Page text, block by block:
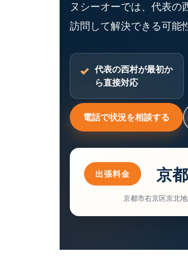
ヌシーオーでは、代表の
訪問して解決できる可能
代表の西村が最初か
ら直接対応
電話で状況を相談する
出張料金 京
京都市右京区京北